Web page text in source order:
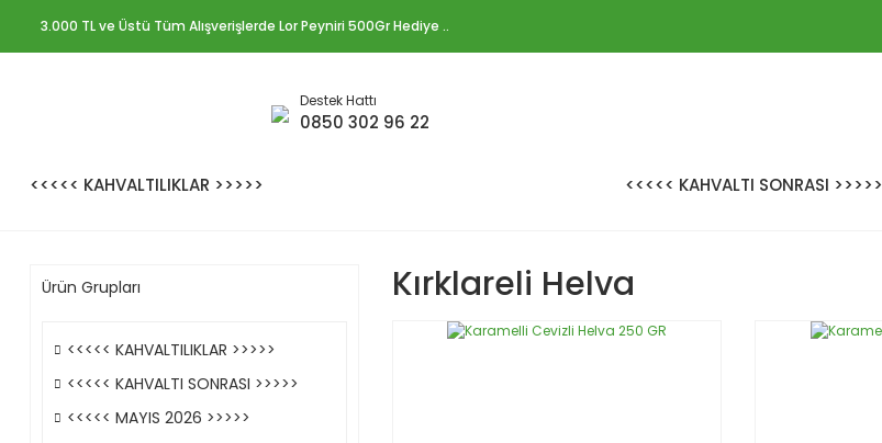
3.000 TL ve Üstü Tüm Alışverişlerde Lor Peyniri 500Gr Hediye ..
Destek Hattı
0850 302 96 22
<<<<< KAHVALTILIKLAR >>>>> <<<<< KAHVALTI SONRASI >>>>>
Ürün Grupları
<<<<< KAHVALTILIKLAR >>>>>
<<<<< KAHVALTI SONRASI >>>>>
<<<<< MAYIS 2026 >>>>>
Kırklareli Helva